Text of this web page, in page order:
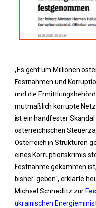
„Es geht um Millionen
Festnahmen und
und die
mutmaßlich korrupte
ist ein handfester Skandal
österreichischen
Österreich in Strukturen
eines Korruptionskrimis
Festnahme gekommen
bisher‘ geben“, erklärte
Michael Schnedlitz zur
ukrainischen